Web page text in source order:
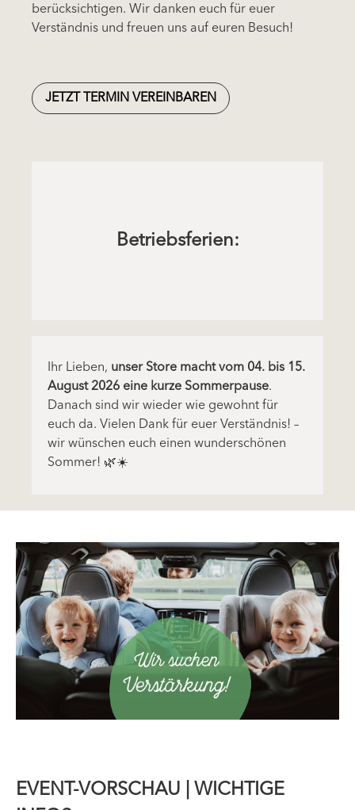
berücksichtigen. Wir danken euch für euer
Verständnis und freuen uns auf euren Besuch!
JETZT TERMIN VEREINBAREN
Betriebsferien:
Ihr Lieben, unser Store macht vom 04. bis 15.
August 2026 eine kurze Sommerpause.
Danach sind wir wieder wie gewohnt für
euch da. Vielen Dank für euer Verständnis! –
wir wünschen euch einen wunderschönen
Sommer! 🌿☀️
EVENT-VORSCHAU | WICHTIGE